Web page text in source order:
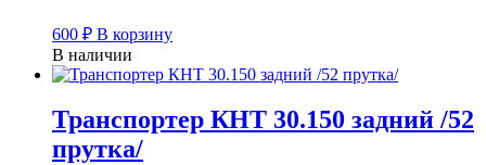
600 ₽ В корзину
В наличии
Транспортер КНТ 30.150 задний /52
прутка/